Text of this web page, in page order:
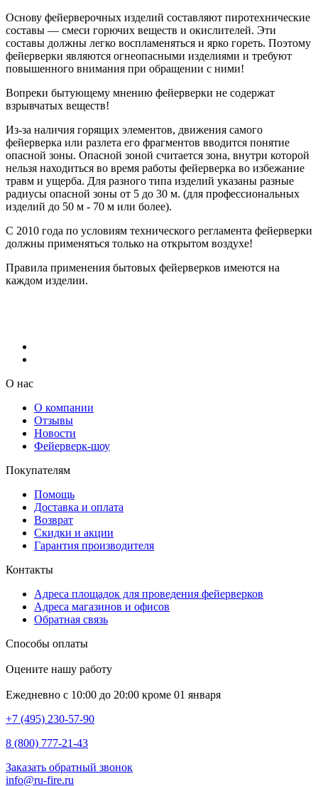
Основу фейерверочных изделий составляют пиротехнические
составы — смеси горючих веществ и окислителей. Эти
составы должны легко воспламеняться и ярко гореть. Поэтому
фейерверки являются огнеопасными изделиями и требуют
повышенного внимания при обращении с ними!
Вопреки бытующему мнению фейерверки не содержат
взрывчатых веществ!
Из-за наличия горящих элементов, движения самого
фейерверка или разлета его фрагментов вводится понятие
опасной зоны. Опасной зоной считается зона, внутри которой
нельзя находиться во время работы фейерверка во избежание
травм и ущерба. Для разного типа изделий указаны разные
радиусы опасной зоны от 5 до 30 м. (для профессиональных
изделий до 50 м - 70 м или более).
С 2010 года по условиям технического регламента фейерверки
должны применяться только на открытом воздухе!
Правила применения бытовых фейерверков имеются на
каждом изделии.
О нас
О компании
Отзывы
Новости
Фейерверк-шоу
Покупателям
Помощь
Доставка и оплата
Возврат
Скидки и акции
Гарантия производителя
Контакты
Адреса площадок для проведения фейерверков
Адреса магазинов и офисов
Обратная связь
Способы оплаты
Оцените нашу работу
Ежедневно с 10:00 до 20:00 кроме 01 января
+7 (495) 230-57-90
8 (800) 777-21-43
Заказать обратный звонок
info@ru-fire.ru